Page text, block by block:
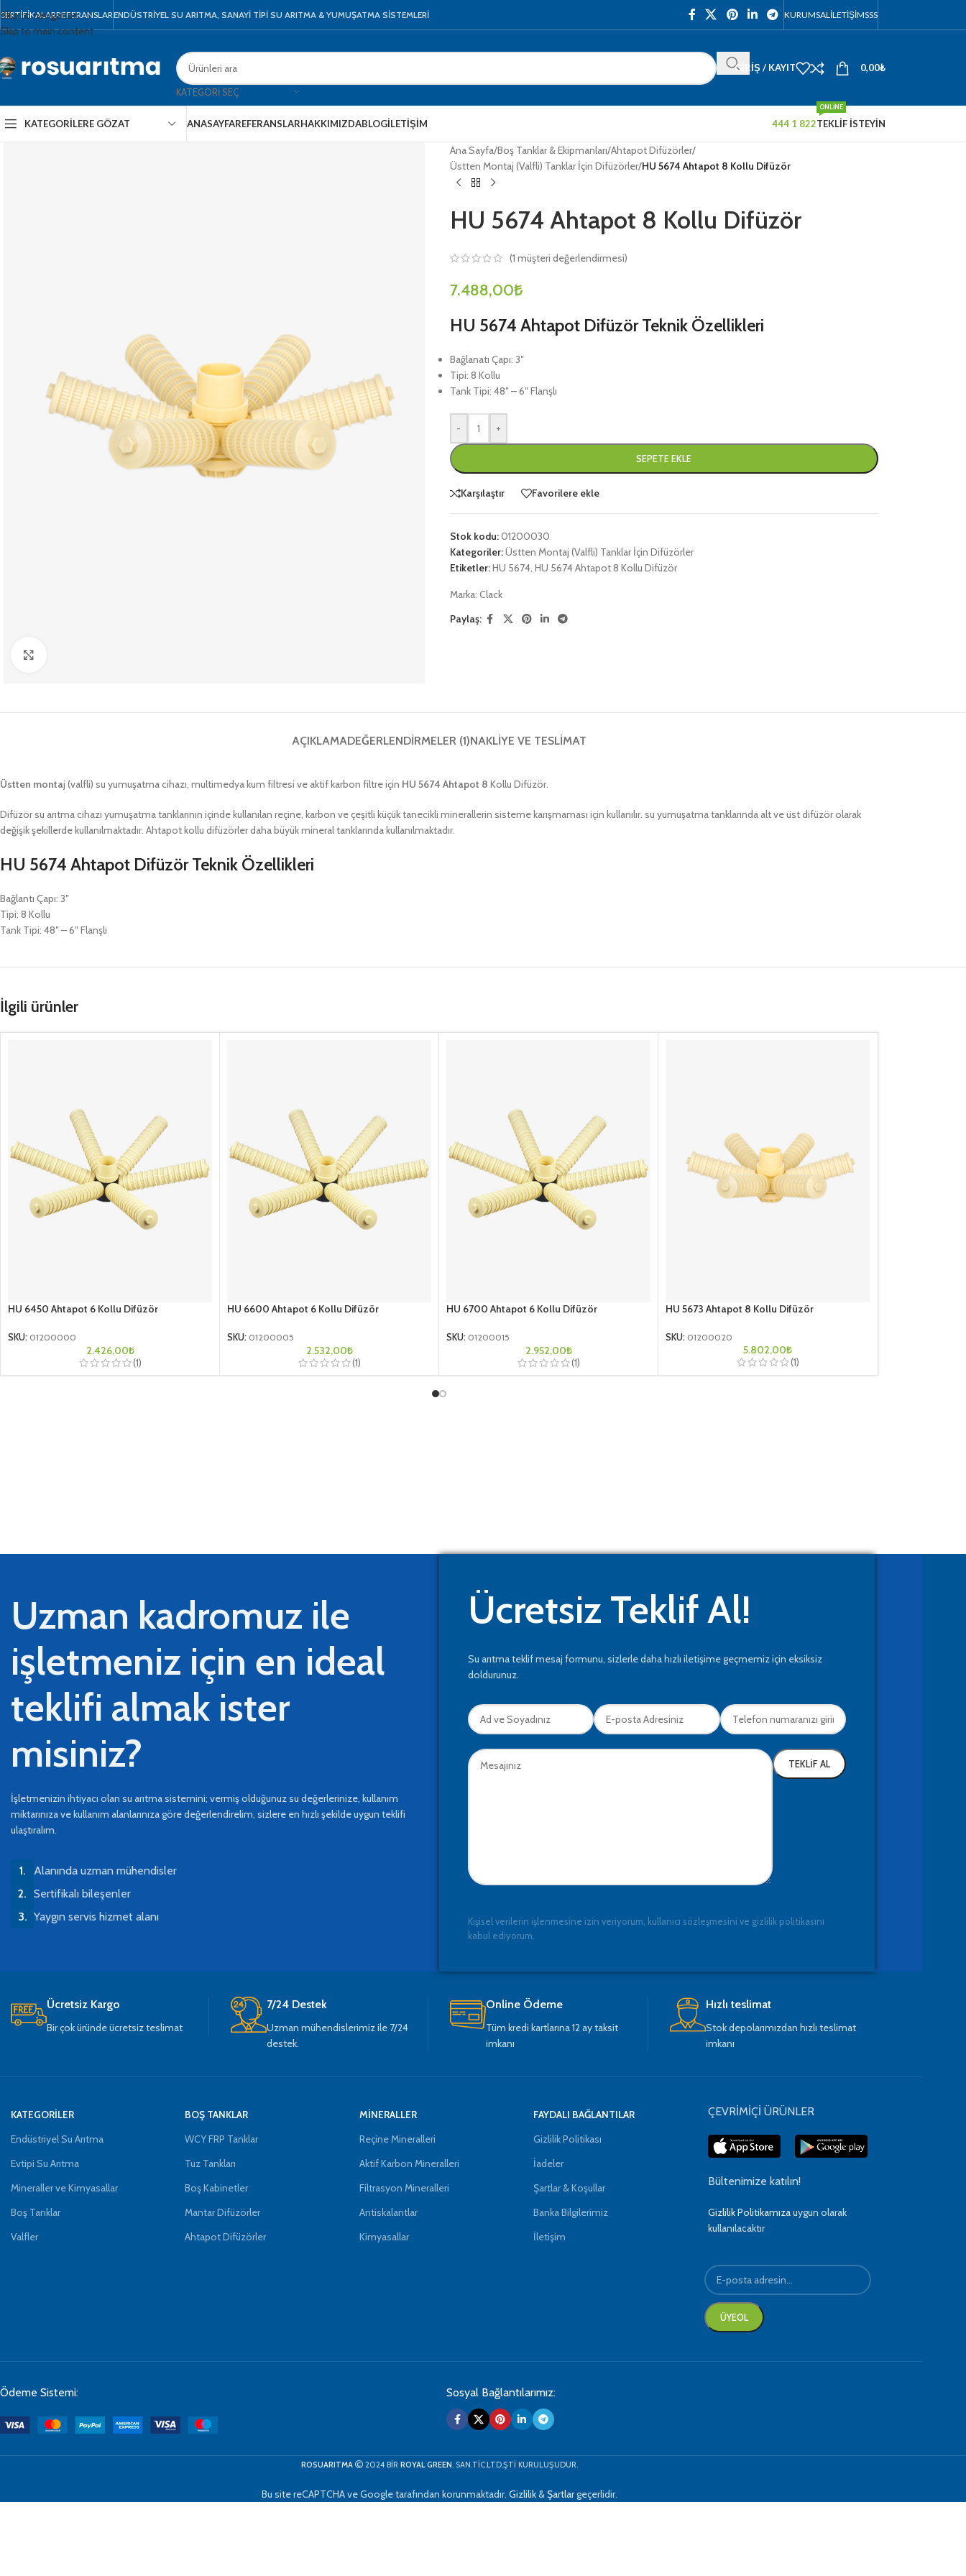
Skip to navigation
Skip to main content
SERTIFIKALARREFERANSLARENDÜSTRİYEL SU ARITMA, SANAYİ TİPİ SU ARITMA & YUMUŞATMA SİSTEMLERİ KURUMSAL İLETIŞIMSSS
KATEGORI SEÇ
GIRIŞ / KAYIT 0,00₺
KATEGORILERE GÖZAT ANASAYFAREFERANSLARHAKKIMIZDABLOGİLETIŞIM 444 1 822TEKLİF İSTEYİN
ONLINE
Ana Sayfa/Boş Tanklar & Ekipmanları/Ahtapot Difüzörler/
Üstten Montaj (Valfli) Tanklar İçin Difüzörler/HU 5674 Ahtapot 8 Kollu Difüzör
HU 5674 Ahtapot 8 Kollu Difüzör
(1 müşteri değerlendirmesi)
7.488,00₺
HU 5674 Ahtapot Difüzör Teknik Özellikleri
Bağlanatı Çapı: 3″
Tipi: 8 Kollu
Tank Tipi: 48″ – 6″ Flanşlı
- +
SEPETE EKLE
Karşılaştır Favorilere ekle
Stok kodu:01200030
Kategoriler:Üstten Montaj (Valfli) Tanklar İçin Difüzörler
Etiketler:HU 5674, HU 5674 Ahtapot 8 Kollu Difüzör
Marka: Clack
Paylaş:
AÇIKLAMADEĞERLENDIRMELER (1)NAKLIYE VE TESLIMAT
Üstten montaj (valfli) su yumuşatma cihazı, multimedya kum filtresi ve aktif karbon filtre için HU 5674 Ahtapot 8 Kollu Difüzör.
Difüzör su arıtma cihazı yumuşatma tanklarının içinde kullanılan reçine, karbon ve çeşitli küçük tanecikli minerallerin sisteme karışmaması için kullanılır. su yumuşatma tanklarında alt ve üst difüzör olarak
değişik şekillerde kullanılmaktadır. Ahtapot kollu difüzörler daha büyük mineral tanklarında kullanılmaktadır.
HU 5674 Ahtapot Difüzör Teknik Özellikleri
Bağlantı Çapı: 3″
Tipi: 8 Kollu
Tank Tipi: 48″ – 6″ Flanşlı
İlgili ürünler
HU 6450 Ahtapot 6 Kollu Difüzör
SKU: 01200000
2.426,00₺
(1)
HU 6600 Ahtapot 6 Kollu Difüzör
SKU: 01200005
2.532,00₺
(1)
HU 6700 Ahtapot 6 Kollu Difüzör
SKU: 01200015
2.952,00₺
(1)
HU 5673 Ahtapot 8 Kollu Difüzör
SKU: 01200020
5.802,00₺
(1)
Uzman kadromuz ile
işletmeniz için en ideal
teklifi almak ister
misiniz?
İşletmenizin ihtiyacı olan su arıtma sistemini; vermiş olduğunuz su değerlerinize, kullanım
miktarınıza ve kullanım alanlarınıza göre değerlendirelim, sizlere en hızlı şekilde uygun teklifi
ulaştıralım.
Alanında uzman mühendisler
Sertifikalı bileşenler
Yaygın servis hizmet alanı
Ücretsiz Teklif Al!
Su arıtma teklif mesaj formunu, sizlerle daha hızlı iletişime geçmemiz için eksiksiz
doldurunuz.
Kişisel verilerin işlenmesine izin veriyorum, kullanıcı sözleşmesini ve gizlilik politikasını
kabul ediyorum.
Ücretsiz Kargo
Bir çok üründe ücretsiz teslimat
7/24 Destek
Uzman mühendislerimiz ile 7/24
destek.
Online Ödeme
Tüm kredi kartlarına 12 ay taksit
imkanı
Hızlı teslimat
Stok depolarımızdan hızlı teslimat
imkanı
KATEGORİLER
Endüstriyel Su Arıtma
Evtipi Su Arıtma
Mineraller ve Kimyasallar
Boş Tanklar
Valfler
BOŞ TANKLAR
WCY FRP Tanklar
Tuz Tankları
Boş Kabinetler
Mantar Difüzörler
Ahtapot Difüzörler
MİNERALLER
Reçine Mineralleri
Aktif Karbon Mineralleri
Filtrasyon Mineralleri
Antiskalantlar
Kimyasallar
FAYDALI BAĞLANTILAR
Gizlilik Politikası
İadeler
Şartlar & Koşullar
Banka Bilgilerimiz
İletişim
ÇEVRİMİÇİ ÜRÜNLER
Bültenimize katılın!
Gizlilik Politikamızauygun olarak
kullanılacaktır
Ödeme Sistemi: Sosyal Bağlantılarımız:
ROSUARITMA 2024 BİR ROYAL GREEN. SAN.TİC.LTD.ŞTİ KURULUŞUDUR.
Bu site reCAPTCHA ve Google tarafından korunmaktadır. Gizlilik&Şartlargeçerlidir.